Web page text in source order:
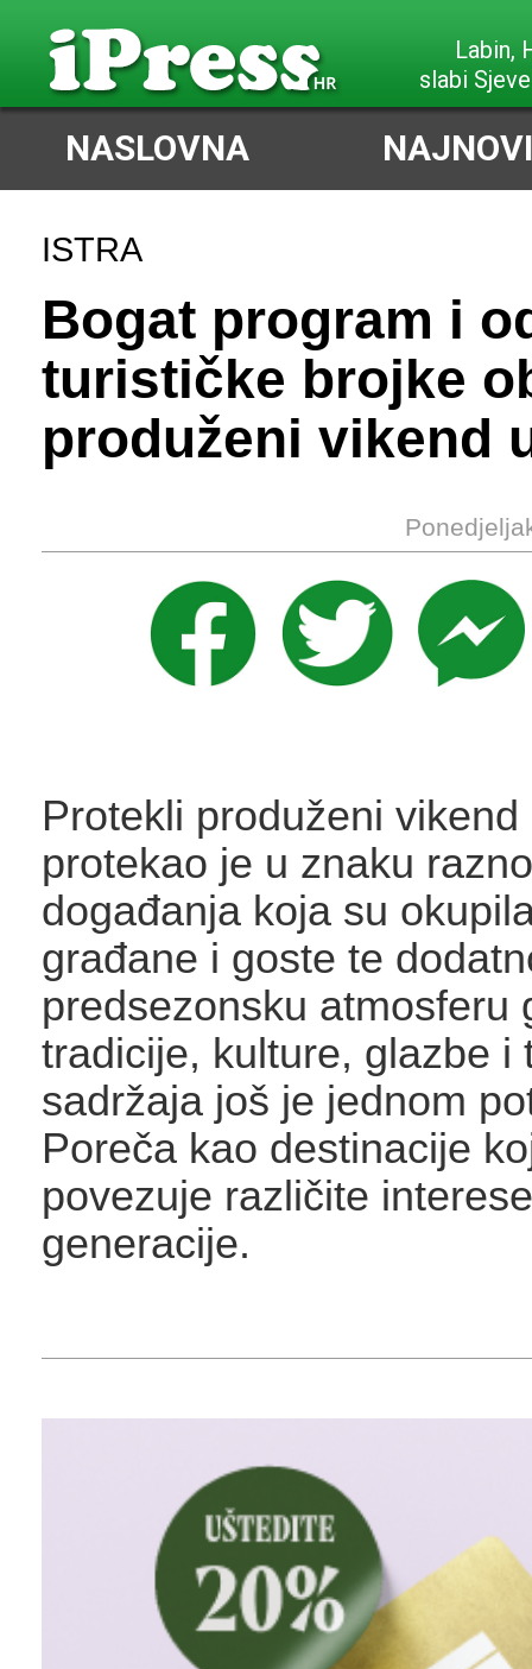
Labin,
slabi
NASLOVNA
ISTRA
Bogat program i
turističke brojke
produženi vikend
Protekli produženi
protekao je u znaku
događanja koja su
građane i goste te
predsezonsku atmosferu
tradicije, kulture, glazbe i
sadržaja još je jednom
Poreča kao destinacije
povezuje različite
generacije.